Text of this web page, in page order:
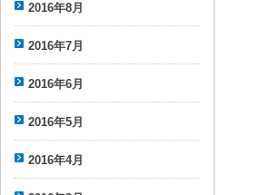
2016年8月
2016年7月
2016年6月
2016年5月
2016年4月